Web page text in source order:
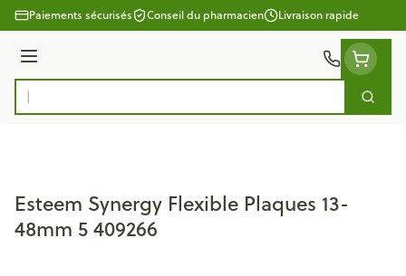
Aller au contenu
Paiements sécurisés Conseil du pharmacien Livraison rapide
Menu
Rechercher
Esteem Synergy Flexible Plaques 13-
48mm 5 409266